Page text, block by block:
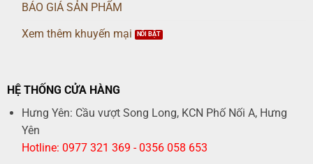
BÁO GIÁ SẢN PHẨM
Xem thêm khuyến mại
HỆ THỐNG CỬA HÀNG
Hưng Yên: Cầu vượt Song Long, KCN Phố Nối A, Hưng
Yên
Hotline: 0977 321 369 - 0356 058 653